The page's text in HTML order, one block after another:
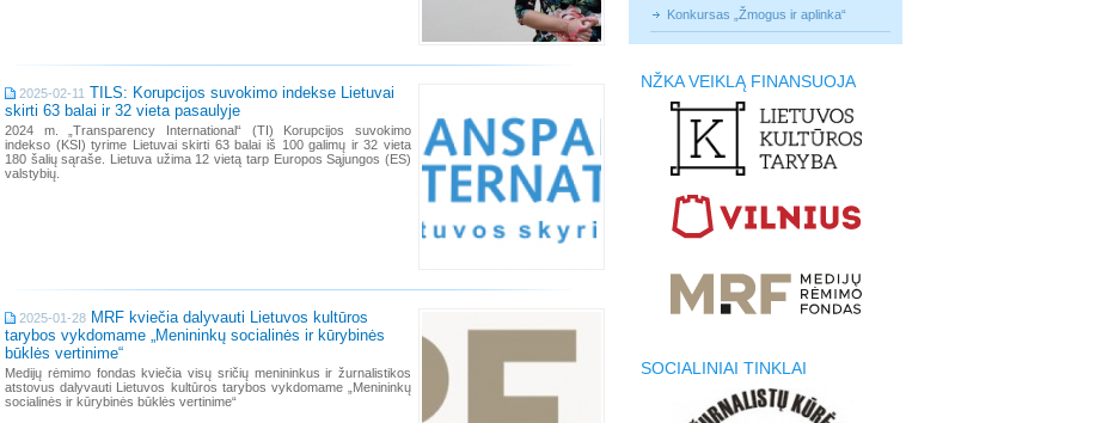
2025-02-11 TILS: Korupcijos suvokimo indekse Lietuvai
skirti 63 balai ir 32 vieta pasaulyje
2024 m. „Transparency International“ (TI) Korupcijos suvokimo
indekso (KSI) tyrime Lietuvai skirti 63 balai iš 100 galimų ir 32 vieta
180 šalių sąraše. Lietuva užima 12 vietą tarp Europos Sąjungos (ES)
valstybių.
2025-01-28 MRF kviečia dalyvauti Lietuvos kultūros
tarybos vykdomame „Menininkų socialinės ir kūrybinės
būklės vertinime“
Medijų rėmimo fondas kviečia visų sričių menininkus ir žurnalistikos
atstovus dalyvauti Lietuvos kultūros tarybos vykdomame „Menininkų
socialinės ir kūrybinės būklės vertinime“
Konkursas „Žmogus ir aplinka“
NŽKA VEIKLĄ FINANSUOJA
SOCIALINIAI TINKLAI